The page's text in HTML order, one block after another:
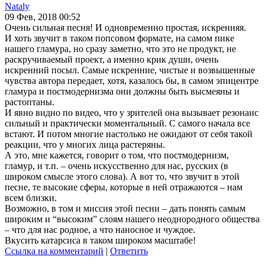
Nataly
09 Фев, 2018 00:52
Очень сильная песня! И одновременно простая, искренняя.
И хоть звучит в таком попсовом формате, на самом пике
нашего гламура, но сразу заметно, что это не продукт, не
раскручиваемый проект, а именно крик души, очень
искренний посыл. Самые искренние, чистые и возвышенные
чувства автора передает, хотя, казалось бы, в самом эпицентре
гламура и постмодернизма они должны быть высмеяны и
растоптаны.
И явно видно по видео, что у зрителей она вызывает резонанс
сильный и практически моментальный. С самого начала все
встают. И потом многие настолько не ожидают от себя такой
реакции, что у многих лица растеряны.
А это, мне кажется, говорит о том, что постмодернизм,
гламур, и т.п. – очень искусственно для нас, русских (в
широком смысле этого слова). А вот то, что звучит в этой
песне, те высокие сферы, которые в ней отражаются – нам
всем близки.
Возможно, в том и миссия этой песни – дать понять самым
широким и “высоким” слоям нашего неоднородного общества
– что для нас родное, а что наносное и чуждое.
Вкусить катарсиса в таком широком масштабе!
Ссылка на комментарий | Ответить